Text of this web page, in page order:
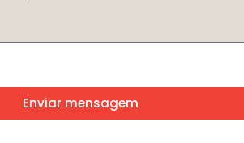
Enviar mensagem